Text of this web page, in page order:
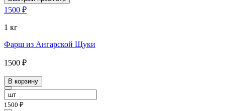
1500 ₽
1 кг
Фарш из Ангарской Щуки
1500 ₽
В корзину
1500 ₽